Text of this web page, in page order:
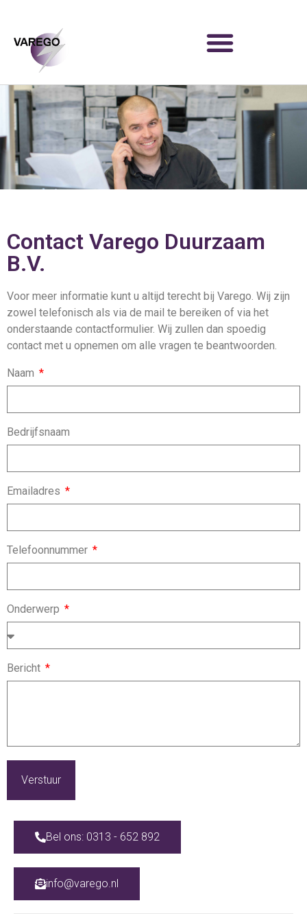
Contact Varego Duurzaam
B.V.
Voor meer informatie kunt u altijd terecht bij Varego. Wij zijn
zowel telefonisch als via de mail te bereiken of via het
onderstaande contactformulier. Wij zullen dan spoedig
contact met u opnemen om alle vragen te beantwoorden.
Naam
Bedrijfsnaam
Emailadres
Telefoonnummer
Onderwerp
Bericht
Verstuur
Bel ons: 0313 - 652 892
info@varego.nl